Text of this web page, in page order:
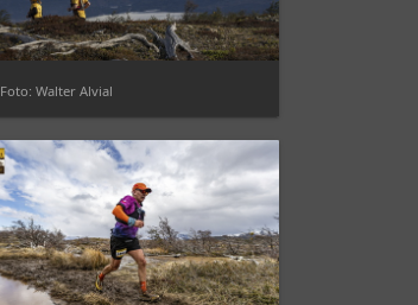
Foto: Walter Alvial